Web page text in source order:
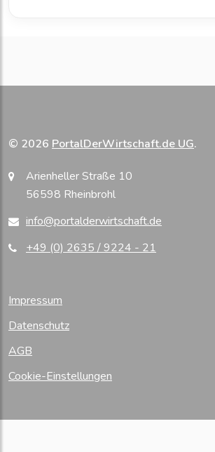
© 2026 PortalDerWirtschaft.de UG.
Arienheller Straße 10
56598 Rheinbrohl
info@portalderwirtschaft.de
+49 (0) 2635 / 9224 - 21
Impressum
Datenschutz
AGB
Cookie-Einstellungen